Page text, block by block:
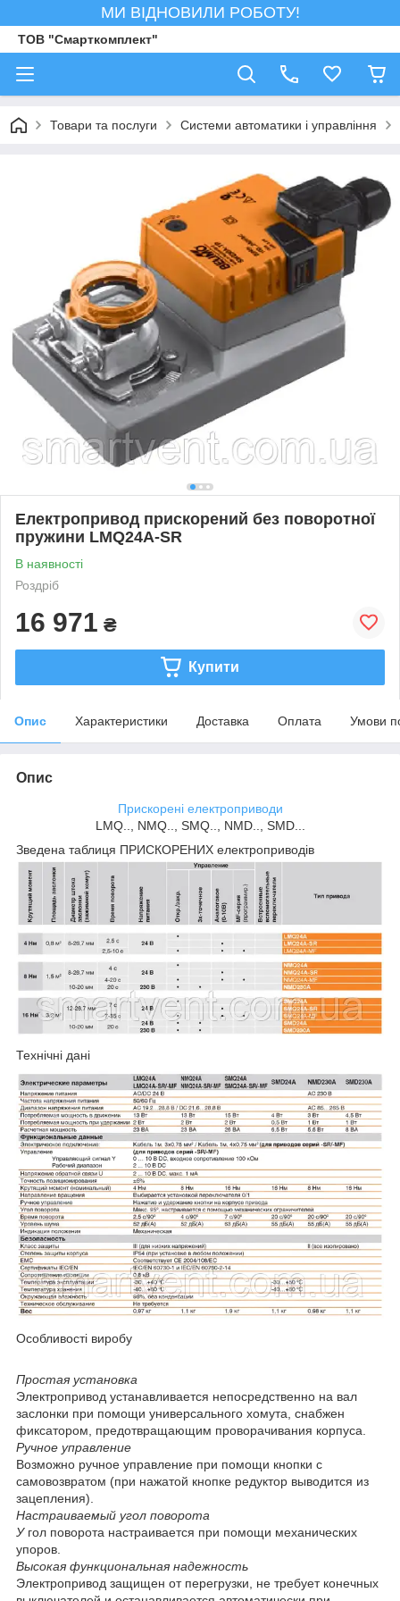
МИ ВІДНОВИЛИ РОБОТУ!
ТОВ "Смарткомплект"
Товари та послуги Системи автоматики і управління
Електропривод прискорений без поворотної
пружини LMQ24A-SR
В наявності
Роздріб
16 971 ₴
Купити
Опис Характеристики Доставка Оплата Умови
Опис
Прискорені електроприводи
LMQ.., NMQ.., SMQ.., NMD.., SMD...
Зведена таблиця ПРИСКОРЕНИХ електроприводів
Технічні дані
Особливості виробу
Простая установка
Электропривод устанавливается непосредственно на вал
заслонки при помощи универсального хомута, снабжен
фиксатором, предотвращающим проворачивания корпуса.
Ручное управление
Возможно ручное управление при помощи кнопки с
самовозвратом (при нажатой кнопке редуктор выводится из
зацепления).
Настраиваемый угол поворота
У гол поворота настраивается при помощи механических
упоров.
Высокая функциональная надежность
Электропривод защищен от перегрузки, не требует конечных